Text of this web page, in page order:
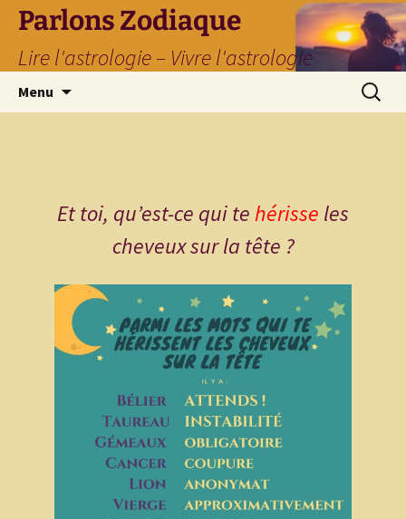
Parlons Zodiaque
Lire l'astrologie – Vivre l'astrologie
Menu
Et toi, qu’est-ce qui tehérisse les
cheveux sur la tête ?